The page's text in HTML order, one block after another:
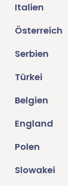
Italien
Österreich
Serbien
Türkei
Belgien
England
Polen
Slowakei